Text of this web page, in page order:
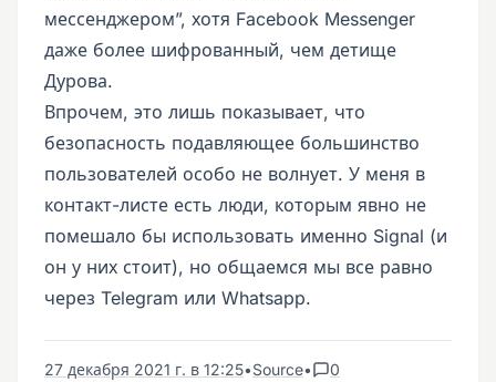
мессенджером”, хотя Facebook Messenger
даже более шифрованный, чем детище
Дурова.
Впрочем, это лишь показывает, что
безопасность подавляющее большинство
пользователей особо не волнует. У меня в
контакт-листе есть люди, которым явно не
помешало бы использовать именно Signal (и
он у них стоит), но общаемся мы все равно
через Telegram или Whatsapp.
27 декабря 2021 г. в 12:25•Source• 0